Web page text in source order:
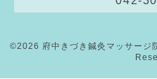
©2026 府中きづき鍼灸マッサー